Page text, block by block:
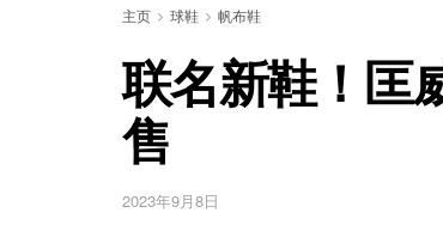
主页 球鞋 帆布鞋
联名新鞋！匡
售
2023年9月8日